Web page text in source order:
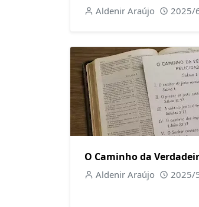
Aldenir Araújo 2025/
O Caminho da
Aldenir Araújo 2025/